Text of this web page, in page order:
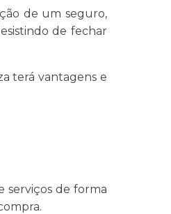
de um seguro,
de fechar
terá vantagens e
serviços de forma